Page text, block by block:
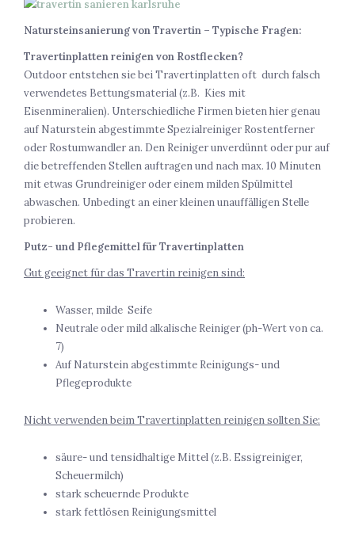
Natursteinsanierung von Travertin – Typische Fragen:
Travertinplatten reinigen von Rostflecken?
Outdoor entstehen sie bei Travertinplatten oft durch falsch
verwendetes Bettungsmaterial (z.B. Kies mit
Eisenmineralien). Unterschiedliche Firmen bieten hier genau
auf Naturstein abgestimmte Spezialreiniger Rostentferner
oder Rostumwandler an. Den Reiniger unverdünnt oder pur auf
die betreffenden Stellen auftragen und nach max. 10 Minuten
mit etwas Grundreiniger oder einem milden Spülmittel
abwaschen. Unbedingt an einer kleinen unauffälligen Stelle
probieren.
Putz- und Pflegemittel für Travertinplatten
Gut geeignet für das Travertin reinigen sind:
Wasser, milde Seife
Neutrale oder mild alkalische Reiniger (ph-Wert von ca.
7)
Auf Naturstein abgestimmte Reinigungs- und
Pflegeprodukte
Nicht verwenden beim Travertinplatten reinigen sollten Sie:
säure- und tensidhaltige Mittel (z.B. Essigreiniger,
Scheuermilch)
stark scheuernde Produkte
stark fettlösen Reinigungsmittel